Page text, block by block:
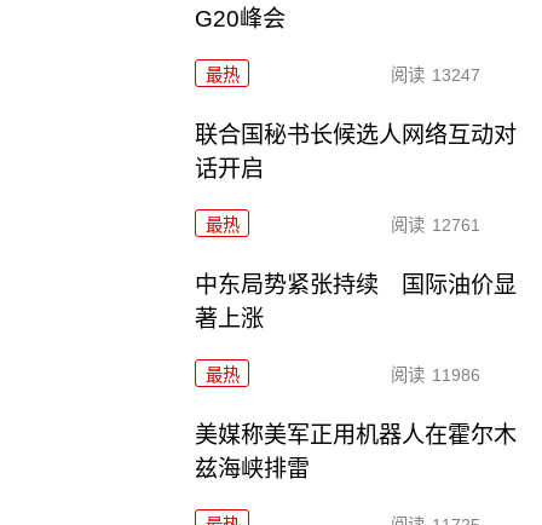
G20峰会
最热 阅读 13247
联合国秘书长候选人网络互动对
话开启
最热 阅读 12761
中东局势紧张持续 国际油价显
著上涨
最热 阅读 11986
美媒称美军正用机器人在霍尔木
兹海峡排雷